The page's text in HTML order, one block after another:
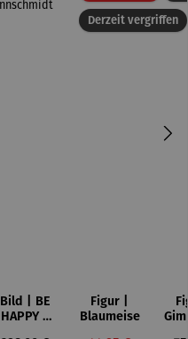
von 4 von 5 Sternen
Bild | BE
HAPPY –
Derzeit vergriffen
Figur |
Blaumeise